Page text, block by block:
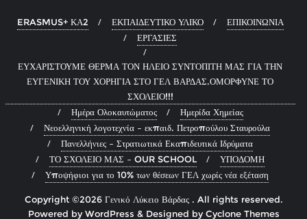
ERASMUS+ ΚΑ2 ΕΚΠΑΙΔΕΥΤΙΚΟ ΥΛΙΚΟ
ΕΠΙΚΟΙΝΩΝΙΑ
ΕΡΓΑΣΙΕΣ
ΕΥΧΑΡΙΣΤΟΥΜΕ ΘΕΡΜΑ ΤΟΝ ΗΛΕΙΟ ΣΥΝΤΟΠΙΤΗ ΜΑΣ ΓΙΑ ΤΗΝ
ΕΥΓΕΝΙΚΗ ΤΟΥ ΧΟΡΗΓΙΑ ΣΤΟ ΓΕΛ ΒΑΡΔΑΣ.ΟΜΟΡΦΥΝΕ ΤΟ
ΣΧΟΛΕΙΟ!!!
Ημέρα Ολοκαυτώματος
Ημερίδα Χημείας
Νεοελληνική λογοτεχνία – εκπαιδ. Πετροπούλου Σταυρούλα
Πανελλήνιες – Στρατιωτικά Εκαπιδευτικά Ιδρύματα
ΤΟ ΣΧΟΛΕΙΟ ΜΑΣ – OUR SCHOOL
ΥΠΟΔΟΜΗ
Υποψήφιοι για το 10% των θέσεων ΓΕΛ χωρίς νέα εξέταση
Copyright ©2026 Γενικό Λύκειο Βάρδας . All rights reserved.
Powered byWordPress & Designed byCyclone Themes